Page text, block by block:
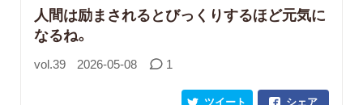
人間は励まされるとびっくりするほど元気に
なるね。
vol.39 2026-05-08 1
シェア
ツイート